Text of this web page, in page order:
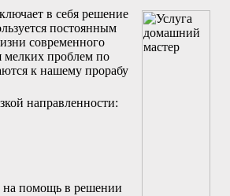
в себя решение
постоянным
современного
мелких проблем по
к нашему прорабу
направленности:
на помощь в решении